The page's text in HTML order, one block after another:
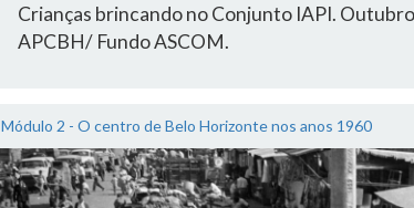
Crianças brincando no Conjunto IAPI.
APCBH/ Fundo ASCOM.
Módulo 2 - O centro de Belo Horizonte nos anos 1960